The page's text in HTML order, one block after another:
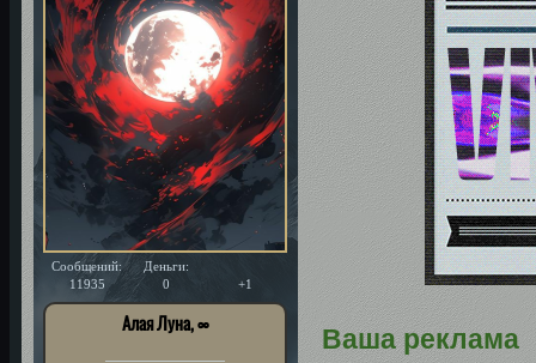
Сообщений:
11935
Деньги:
0
+1
Алая Луна, ∞
Ваша реклама